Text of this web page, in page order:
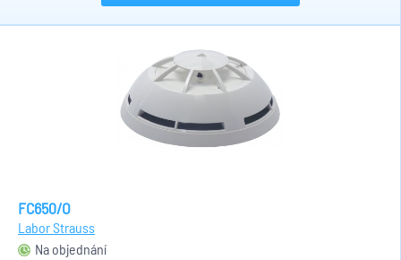
FC650/O
Labor Strauss
Na objednání